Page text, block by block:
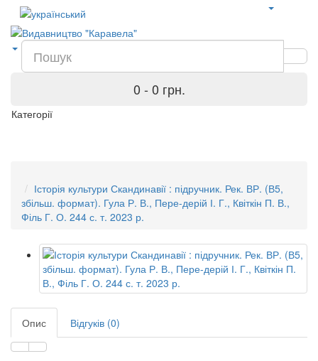
0 - 0 грн.
Категорії
Історія культури Скандинавії : підручник. Рек. ВР. (В5,
збільш. формат). Гула Р. В., Пере-дерій І. Г., Квіткін П. В.,
Філь Г. О. 244 с. т. 2023 р.
Опис Відгуків (0)